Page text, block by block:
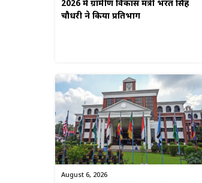
2026 में ग्रामीण विकास मंत्री भरत सिंह
चौधरी ने किया प्रतिभाग
August 6, 2026